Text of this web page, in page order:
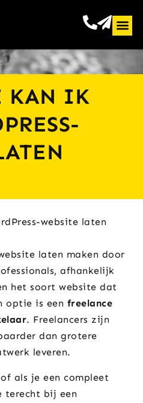
KAN IK
website laten
laten maken door
afhankelijk
het soort website dat
optie is een freelance
. Freelancers zijn
dan grotere
leveren.
als je een compleet
terecht bij een